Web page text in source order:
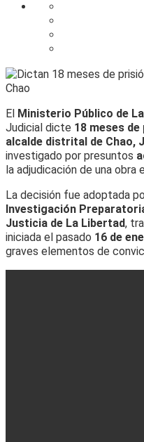
El Ministerio Público de
Judicial dicte 18 meses
alcalde distrital de Chao,
investigado por presuntos
la adjudicación de una obra
La decisión fue adoptada
Investigación
Justicia de La Libertad,
iniciada el pasado 16 de
graves elementos de